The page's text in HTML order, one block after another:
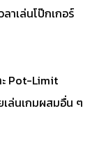
ลาเล่นโป๊กเกอร์
ะ Pot-Limit
ล่นเกมผสมอื่น ๆ